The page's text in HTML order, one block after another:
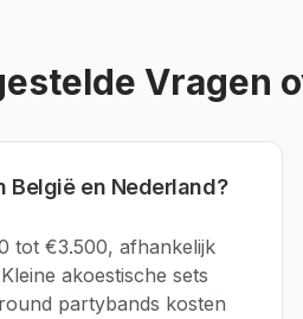
Vragen
België en Nederland?
tot €3.500, afhankelijk
akoestische sets
partybands kosten